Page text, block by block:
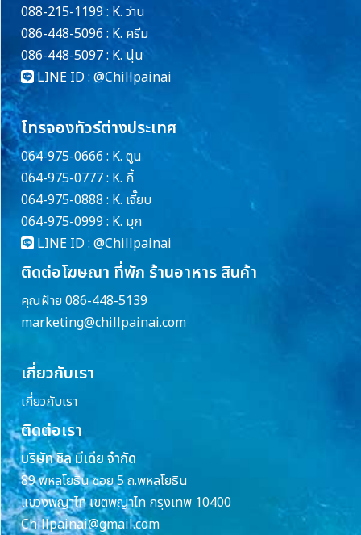
088-215-1199 : K. ว่าน
086-448-5096 : K. ครีม
086-448-5097 : K. นุ่น
LINE ID : @Chillpainai
โทรจองทัวร์ต่างประเทศ
064-975-0666 : K. ตูน
064-975-0777 : K. กี้
064-975-0888 : K. เจี๊ยบ
064-975-0999 : K. มุก
LINE ID : @Chillpainai
ติดต่อโฆษณา ที่พัก ร้านอาหาร สินค้า
คุณฝ้าย 086-448-5139
marketing@chillpainai.com
เกี่ยวกับเรา
เกี่ยวกับเรา
ติดต่อเรา
บริษัท ชิล มีเดีย จำกัด
89 พหลโยธิน ซอย 5 ถ.พหลโยธิน
แขวงพญาไท เขตพญาไท กรุงเทพ 10400
Chillpainai@gmail.com